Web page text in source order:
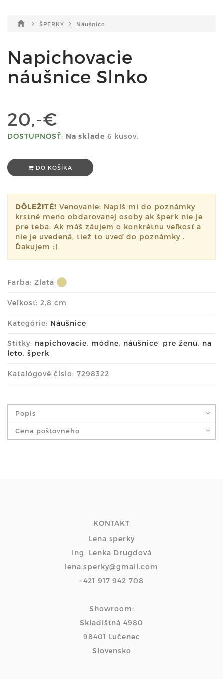
ŠPERKY Náušnice
Napichovacie
náušnice Slnko
20,-€
DOSTUPNOSŤ: Na sklade 6 kusov.
DO KOŠÍKA
DÔLEŽITÉ! Venovanie: Napíš mi do poznámky
krstné meno obdarovanej osoby ak šperk nie je
pre teba. Ak máš záujem o konkrétnu veľkosť a
nie je uvedená, tiež to uveď do poznámky .
Ďakujem :)
Farba: Zlatá
Veľkosť: 2,8 cm
Kategórie: Náušnice
Štítky: napichovacie, módne, náušnice, pre ženu, na
leto, šperk
Katalógové číslo: 7298322
Popis
Cena poštovného
KONTAKT
Lena sperky
Ing. Lenka Drugdová
lena.sperky@gmail.com
+421 917 942 708
Showroom:
Skladištná 4980
98401 Lučenec
Slovensko